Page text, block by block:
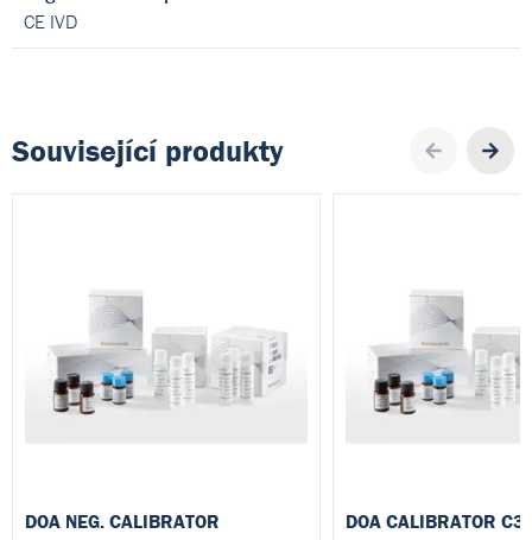
CE IVD
Související produkty
DOA NEG. CALIBRATOR DOA CALIBRATOR C3